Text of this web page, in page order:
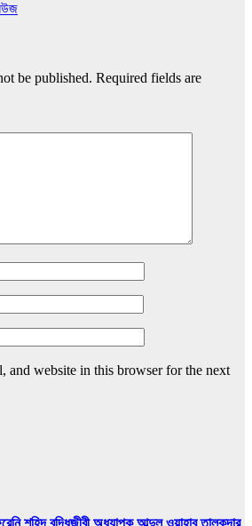
be published. Required fields are
and website in this browser for the next